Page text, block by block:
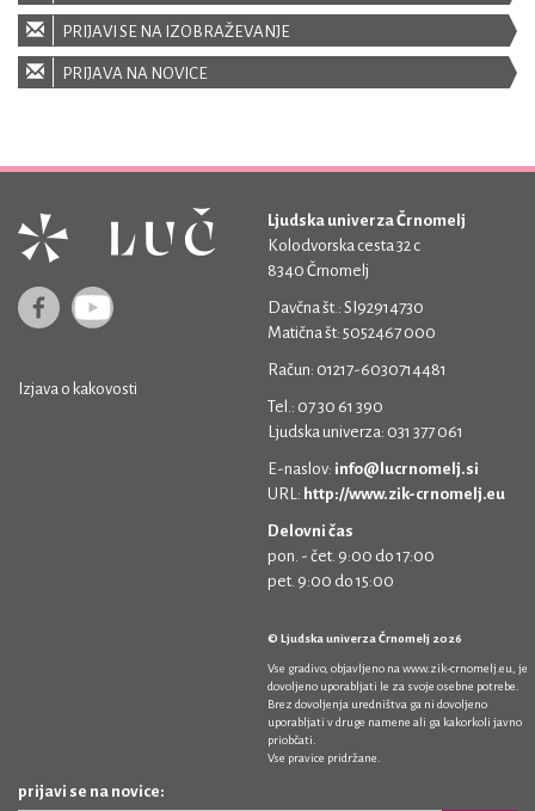
PRIJAVI SE NA IZOBRAŽEVANJE
PRIJAVA NA NOVICE
Izjava o kakovosti
Ljudska univerza Črnomelj
Kolodvorska cesta 32 c
8340 Črnomelj
Davčna št.: SI92914730
Matična št: 5052467 000
Račun: 01217-6030714481
Tel.: 07 30 61 390
Ljudska univerza: 031 377 061
E-naslov: info@lucrnomelj.si
URL: http://www.zik-crnomelj.eu
Delovni čas
pon. - čet. 9:00 do 17:00
pet. 9:00 do 15:00
© Ljudska univerza Črnomelj 2026
Vse gradivo, objavljeno na www.zik-crnomelj.eu , je
dovoljeno uporabljati le za svoje osebne potrebe.
Brez dovoljenja uredništva ga ni dovoljeno
uporabljati v druge namene ali ga kakorkoli javno
priobčati.
Vse pravice pridržane.
prijavi se na novice: